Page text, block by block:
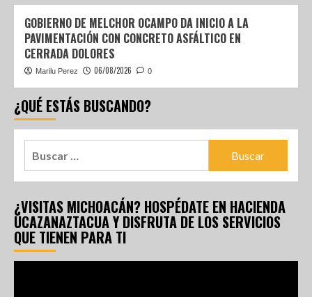
GOBIERNO DE MELCHOR OCAMPO DA INICIO A LA
PAVIMENTACIÓN CON CONCRETO ASFÁLTICO EN
CERRADA DOLORES
Marilu Perez 06/08/2026 0
¿QUÉ ESTÁS BUSCANDO?
¿VISITAS MICHOACÁN? HOSPÉDATE EN HACIENDA
UCAZANAZTACUA Y DISFRUTA DE LOS SERVICIOS
QUE TIENEN PARA TI